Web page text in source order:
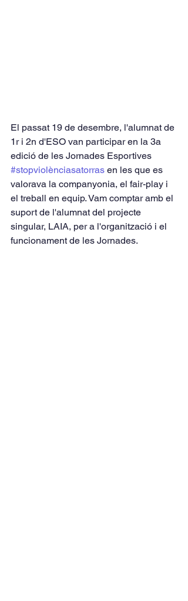
El passat 19 de desembre, l'alumnat de
1r i 2n d'ESO van participar en la 3a
edició de les Jornades Esportives
#stopviolènciasatorras en les que es
valorava la companyonia, el fair-play i
el treball en equip. Vam comptar amb el
suport de l'alumnat del projecte
singular, LAIA, per a l'organització i el
funcionament de les Jornades.